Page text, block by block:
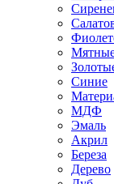
Синие
МДФ
Эмаль
Акрил
Береза
Дерево